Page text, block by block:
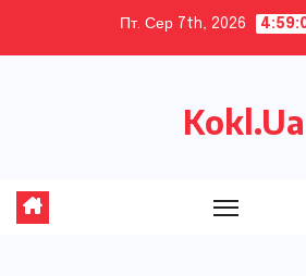
Пт. Сер 7th, 2026
Kokl.Ua